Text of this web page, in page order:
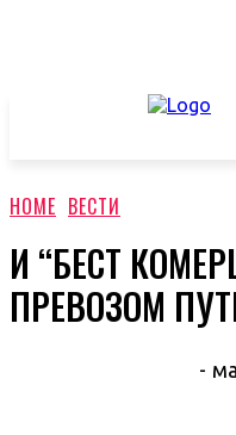
HOME ВЕСТИ
И “БЕСТ
ПРЕВОЗОМ
-